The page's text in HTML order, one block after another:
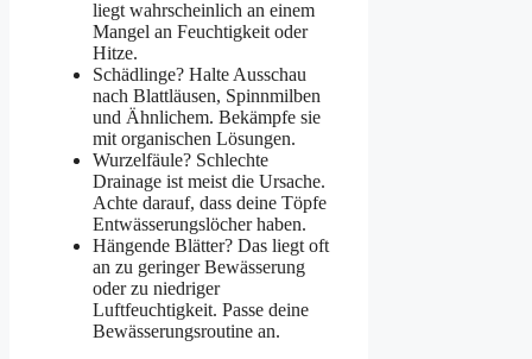
liegt wahrscheinlich an einem
Mangel an Feuchtigkeit oder
Hitze.
Schädlinge? Halte Ausschau
nach Blattläusen, Spinnmilben
und Ähnlichem. Bekämpfe sie
mit organischen Lösungen.
Wurzelfäule? Schlechte
Drainage ist meist die Ursache.
Achte darauf, dass deine Töpfe
Entwässerungslöcher haben.
Hängende Blätter? Das liegt oft
an zu geringer Bewässerung
oder zu niedriger
Luftfeuchtigkeit. Passe deine
Bewässerungsroutine an.